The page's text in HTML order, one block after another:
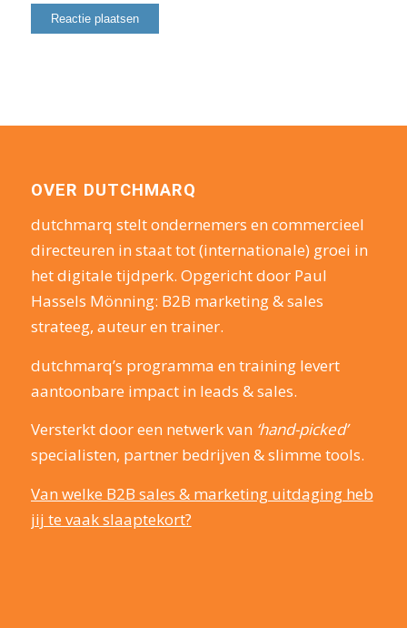
OVER DUTCHMARQ
dutchmarq stelt ondernemers en commercieel
directeuren in staat tot (internationale) groei in
het digitale tijdperk. Opgericht door Paul
Hassels Mönning: B2B marketing & sales
strateeg, auteur en trainer.
dutchmarq’s programma en training levert
aantoonbare impact in leads & sales.
Versterkt door een netwerk van ‘hand-picked’
specialisten, partner bedrijven & slimme tools.
Van welke B2B sales & marketing uitdaging heb
jij te vaak slaaptekort?